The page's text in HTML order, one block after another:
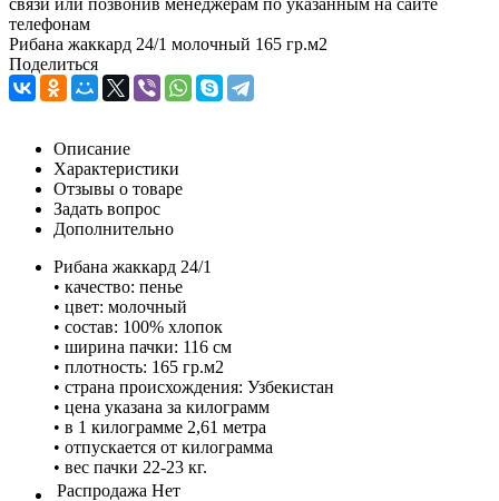
телефонам
Рибана жаккард 24/1 молочный 165 гр.м2
Поделиться
Описание
Характеристики
Отзывы о товаре
Задать вопрос
Дополнительно
Рибана жаккард 24/1
• качество: пенье
• цвет: молочный
• состав: 100% хлопок
• ширина пачки: 116 см
• плотность: 165 гр.м2
• страна происхождения: Узбекистан
• цена указана за килограмм
• в 1 килограмме 2,61 метра
• отпускается от килограмма
• вес пачки 22-23 кг.
Распродажа Нет